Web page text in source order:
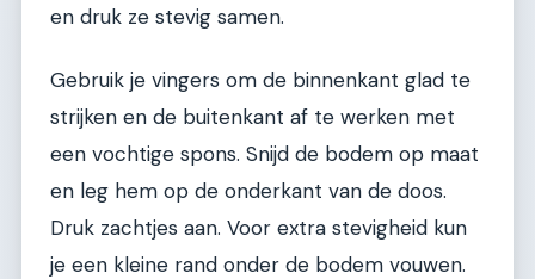
en druk ze stevig samen.
Gebruik je vingers om de binnenkant glad te
strijken en de buitenkant af te werken met
een vochtige spons. Snijd de bodem op maat
en leg hem op de onderkant van de doos.
Druk zachtjes aan. Voor extra stevigheid kun
je een kleine rand onder de bodem vouwen.